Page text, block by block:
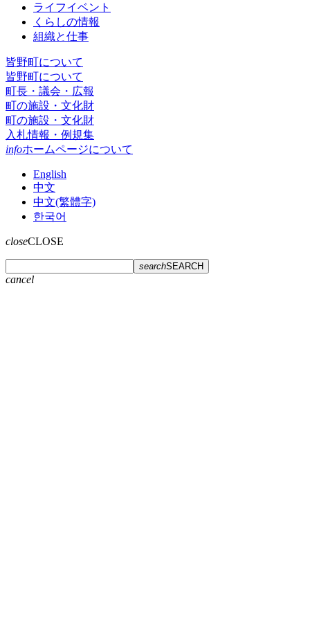
ライフイベント
くらしの情報
組織と仕事
皆野町について
皆野町について
町長・議会・広報
町の施設・文化財
町の施設・文化財
入札情報・例規集
infoホームページについて
English
中文
中文(繁體字)
한국어
closeCLOSE
searchSEARCH
cancel